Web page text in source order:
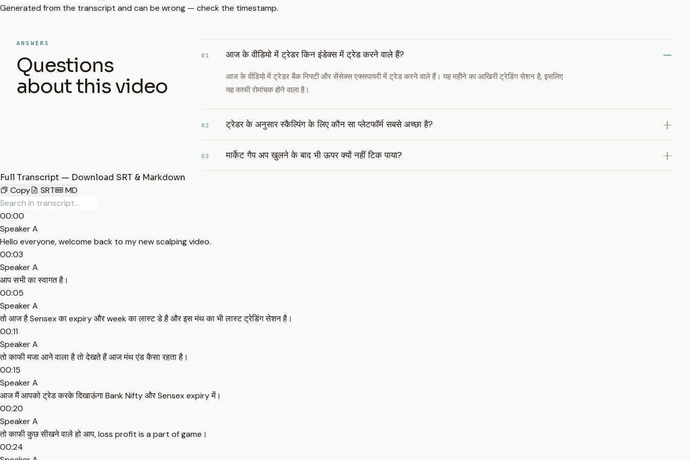
Generated from the transcript and can be wrong — check the timestamp.
ANSWERS
Questions
about this video
01 आज के वीडियो में ट्रेडर किन इंडेक्स में ट्रेड करने वाले हैं?
आज के वीडियो में ट्रेडर बैंक निफ्टी और सेंसेक्स एक्सपायरी में ट्रेड करने वाले हैं। यह महीने का आखिरी ट्रेडिंग सेशन है, इसलिए
यह काफी रोमांचक होने वाला है।
02 ट्रेडर के अनुसार स्कैल्पिंग के लिए कौन सा प्लेटफॉर्म सबसे अच्छा है?
03 मार्केट गैप अप खुलने के बाद भी ऊपर क्यों नहीं टिक पाया?
Full Transcript — Download SRT & Markdown
Copy
SRT MD
00:00
Speaker A
Hello everyone, welcome back to my new scalping video.
00:03
Speaker A
आप सभी का स्वागत है।
00:05
Speaker A
तो आज है Sensex का expiry और week का लास्ट डे है और इस मंथ का भी लास्ट ट्रेडिंग सेशन है।
00:11
Speaker A
तो काफी मजा आने वाला है तो देखते हैं आज मंथ एंड कैसा रहता है।
00:15
Speaker A
आज मैं आपको ट्रेड करके दिखाऊंगा Bank Nifty और Sensex expiry में।
00:20
Speaker A
तो काफी कुछ सीखने वाले हो आप, loss profit is a part of game।
00:24